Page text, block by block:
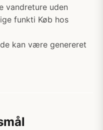
vandreture uden
funkti Køb hos
kan være genereret